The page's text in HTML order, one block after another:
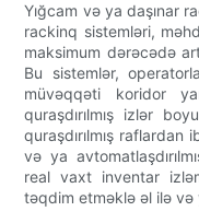
Yığcam və ya daşınar
rackinq sistemləri,
maksimum dərəcədə
Bu sistemlər,
müvəqqəti koridor
quraşdırılmış izlər
quraşdırılmış
və ya
real vaxt inventar
təqdim etməklə əl ilə və